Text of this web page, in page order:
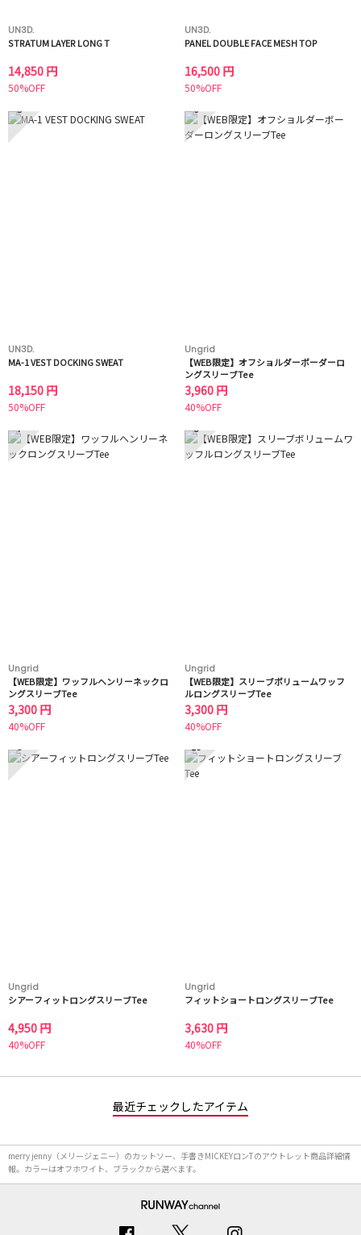
UN3D.
STRATUM LAYER LONG T
14,850 円
50%OFF
UN3D.
PANEL DOUBLE FACE MESH TOP
16,500 円
50%OFF
5
UN3D.
MA-1 VEST DOCKING SWEAT
18,150 円
50%OFF
6
Ungrid
【WEB限定】オフショルダーボーダーロ
ングスリーブTee
3,960 円
40%OFF
7
Ungrid
【WEB限定】ワッフルヘンリーネックロ
ングスリーブTee
3,300 円
40%OFF
8
Ungrid
【WEB限定】スリーブボリュームワッフ
ルロングスリーブTee
3,300 円
40%OFF
9
Ungrid
シアーフィットロングスリーブTee
4,950 円
40%OFF
10
Ungrid
フィットショートロングスリーブTee
3,630 円
40%OFF
最近チェックしたアイテム
merry jenny（メリージェニー）のカットソー、手書きMICKEYロンTのアウトレット商品詳細情
報。カラーはオフホワイト、ブラックから選べます。